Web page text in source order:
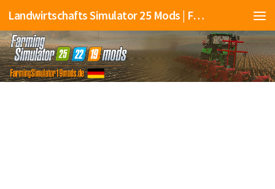
Landwirtschafts Simulator 25 Mods | Farming Simulator 25 Mods | FS25 Mods